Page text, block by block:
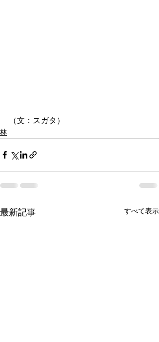
（文：スガタ）
林
最新記事 すべて表示